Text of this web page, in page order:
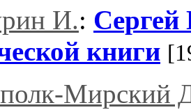
И.: Сергей
книги
Мирский